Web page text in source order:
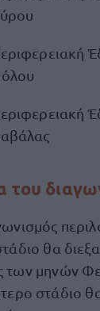
του
θα
των μηνών
στάδιο